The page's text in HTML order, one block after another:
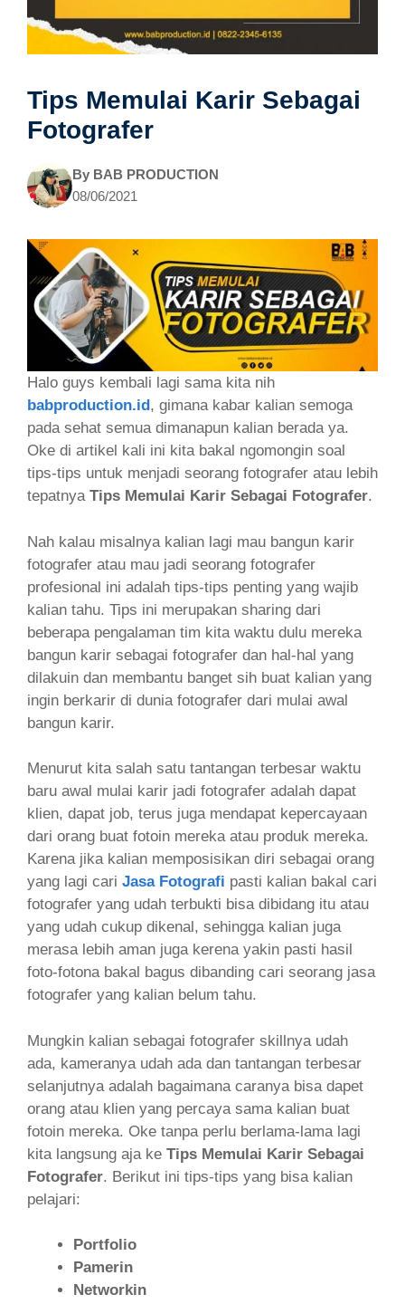
Tips Memulai Karir Sebagai
Fotografer
By BAB PRODUCTION
08/06/2021
Halo guys kembali lagi sama kita nih
babproduction.id, gimana kabar kalian semoga
pada sehat semua dimanapun kalian berada ya.
Oke di artikel kali ini kita bakal ngomongin soal
tips-tips untuk menjadi seorang fotografer atau lebih
tepatnya Tips Memulai Karir Sebagai Fotografer.
Nah kalau misalnya kalian lagi mau bangun karir
fotografer atau mau jadi seorang fotografer
profesional ini adalah tips-tips penting yang wajib
kalian tahu. Tips ini merupakan sharing dari
beberapa pengalaman tim kita waktu dulu mereka
bangun karir sebagai fotografer dan hal-hal yang
dilakuin dan membantu banget sih buat kalian yang
ingin berkarir di dunia fotografer dari mulai awal
bangun karir.
Menurut kita salah satu tantangan terbesar waktu
baru awal mulai karir jadi fotografer adalah dapat
klien, dapat job, terus juga mendapat kepercayaan
dari orang buat fotoin mereka atau produk mereka.
Karena jika kalian memposisikan diri sebagai orang
yang lagi cari Jasa Fotografi pasti kalian bakal cari
fotografer yang udah terbukti bisa dibidang itu atau
yang udah cukup dikenal, sehingga kalian juga
merasa lebih aman juga kerena yakin pasti hasil
foto-fotona bakal bagus dibanding cari seorang jasa
fotografer yang kalian belum tahu.
Mungkin kalian sebagai fotografer skillnya udah
ada, kameranya udah ada dan tantangan terbesar
selanjutnya adalah bagaimana caranya bisa dapet
orang atau klien yang percaya sama kalian buat
fotoin mereka. Oke tanpa perlu berlama-lama lagi
kita langsung aja ke Tips Memulai Karir Sebagai
Fotografer. Berikut ini tips-tips yang bisa kalian
pelajari:
Portfolio
Pamerin
Networkin